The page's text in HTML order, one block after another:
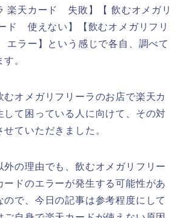
楽天カード 失敗】【 飲むオメガリ
ド 使えない】【飲むオメガリフリ
ラー】という感じで各自、調べて
。
むオメガリフリーラのお店で楽天カ
して困っている人に向けて、その対
ていただきました。
外の理由でも、飲むオメガリフリー
ードのエラーが発生する可能性があ
ので、今日の記事は参考程度にして